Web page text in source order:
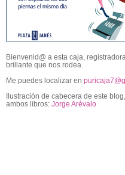
Bienvenid@ a esta caja,
brillante que nos rodea.
Me puedes localizar en
Ilustración de cabecera de este
ambos libros: Jorge Arévalo